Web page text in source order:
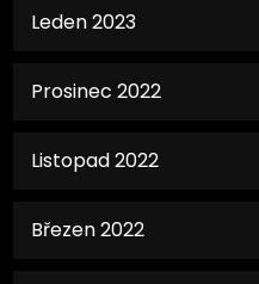
Leden 2023
Prosinec 2022
Listopad 2022
Březen 2022